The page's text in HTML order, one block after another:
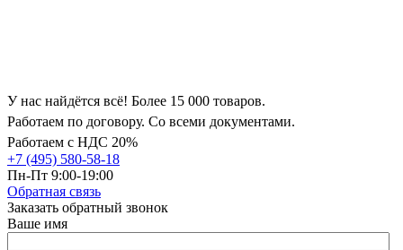
У нас найдётся всё! Более 15 000 товаров.
Работаем по договору. Со всеми документами.
Работаем с НДС 20%
+7 (495) 580-58-18
Пн-Пт 9:00-19:00
Обратная связь
Заказать обратный звонок
Ваше имя